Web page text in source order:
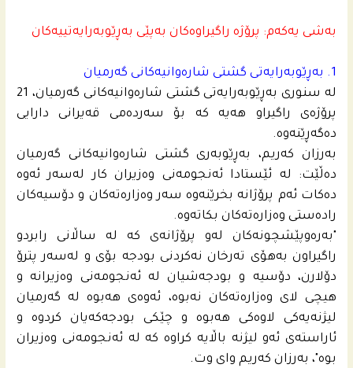
به‌شى یه‌كه‌م: پرۆژە راگیراوەکان بەپێی بەڕێوبەرایەتییەکان
1. به‌ڕێوبه‌رایه‌تى گشتى شاره‌وانیه‌كانى گه‌رمیان
له‌ سنورى به‌ڕێوبه‌رایه‌تى گشتى شاره‌وانیه‌كانى گه‌رمیان، 21
پرۆژه‌ى راگیراو هه‌یه‌ کە بۆ سەردەمی قەیرانی دارایی
دەگەڕێنەوە.
به‌رزان كه‌ریم، به‌ڕێوبه‌رى گشتى شاره‌وانیه‌كانى گه‌رمیان
ده‌ڵێت: له‌ ئێستادا ئه‌نجومه‌نى وه‌زیران كار له‌سه‌ر ئه‌وه‌
ده‌كات ئه‌م پرۆژانه‌ بخرێنه‌وه‌ سه‌ر وه‌زاره‌ته‌كان و دۆسیه‌كان
راده‌ستى وه‌زاره‌ته‌كان بكاته‌وه‌.
"به‌ره‌وپێشچونه‌كان له‌و پرۆژانه‌ى كه‌ له‌ ساڵانى رابردو
راگیراون به‌هۆى ته‌رخان نه‌كردنى بودجه‌ بۆى و له‌سه‌ر پترۆ
دۆلارن، دۆسیه‌ و بودجه‌شیان له‌ ئه‌نجومه‌نى وه‌زیرانه‌ و
هیچى لاى وه‌زاره‌ته‌كان نه‌بوه‌، ئه‌وه‌ى هه‌بوه‌ له‌ گه‌رمیان
لیژنه‌یه‌كى لاوه‌كى هه‌بوه‌ و چێكى بودجه‌كه‌یان كردوه‌ و
ئاراسته‌ى ئه‌و لیژنه‌ باڵایه‌ كراوه‌ كه‌ له‌ ئه‌نجومه‌نى وه‌زیران
بوه‌"، به‌رزان كه‌ریم وای وت.